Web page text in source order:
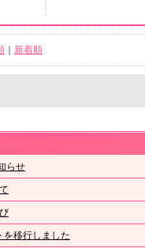
新着順
らせ
を移行しました